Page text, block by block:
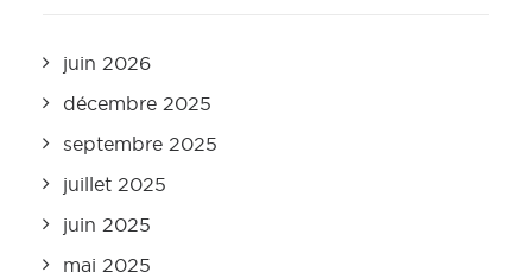
juin 2026
décembre 2025
septembre 2025
juillet 2025
juin 2025
mai 2025